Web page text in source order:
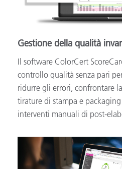
Gestione della qualità
Il software ColorCert
controllo qualità senza pari
ridurre gli errori, confrontare
tirature di stampa e
interventi manuali di post-